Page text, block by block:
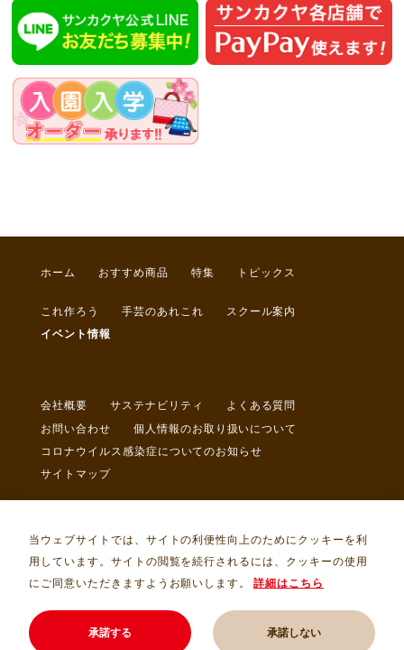
当ウェブサイトでは、サイトの利便性向上のためにクッキーを利
用しています。サイトの閲覧を続行されるには、クッキーの使用
にご同意いただきますようお願いします。
詳細はこちら
承諾する 承諾しない
ホーム おすすめ商品 特集 トピックス
これ作ろう 手芸のあれこれ
スクール案内
イベント情報
会社概要 サステナビリティ
よくある質問
お問い合わせ
個人情報のお取り扱いについて
コロナウイルス感染症についてのお知らせ
サイトマップ